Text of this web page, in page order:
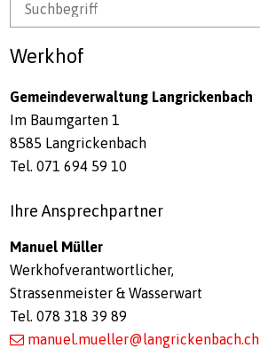
Werkhof
Gemeindeverwaltung Langrickenbach
Im Baumgarten 1
8585 Langrickenbach
Tel. 071 694 59 10
Ihre Ansprechpartner
Manuel Müller
Werkhofverantwortlicher,
Strassenmeister & Wasserwart
Tel. 078 318 39 89
manuel.mueller@langrickenbach.ch